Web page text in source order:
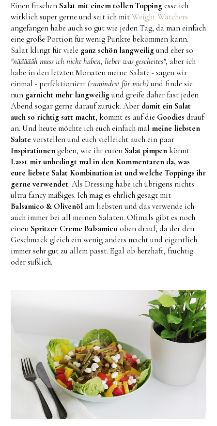
Einen frischen Salat mit einem tollen Topping esse ich
wirklich super gerne und seit ich mitWeight Watchers
angefangen habe auch so gut wie jeden Tag, da man einfach
eine große Portion für wenig Punkte bekommen kann.
Salat klingt für viele ganz schön langweilig und eher so
"näääääh muss ich nicht haben, lieber was gescheites", aber ich
habe in den letzten Monaten meine Salate - sagen wir
einmal - perfektioniert (zumindest für mich)und finde sie
nun garnicht mehr langweilig und greife daher fast jeden
Abend sogar gerne darauf zurück. Aber damit ein Salat
auch so richtig satt macht, kommt es auf die Goodies drauf
an. Und heute möchte ich euch einfach malmeine liebsten
Salate vorstellen und euch vielleicht auch ein paar
Inspirationengeben, wie ihr euren Salat pimpen könnt.
Lasst mir unbedingt mal in den Kommentaren da, was
eure liebste Salat Kombination ist und welche Toppings ihr
gerne verwendet. Als Dressing habe ich übrigens nichts
ultra fancy mäßiges. Ich mag es ehrlich gesagt mit
Balsamico & Olivenöl am liebsten und das verwende ich
auch immer bei all meinen Salaten. Oftmals gibt es noch
einen Spritzer Creme Balsamico oben drauf, da der den
Geschmack gleich ein wenig anders macht und eigentlich
immer sehr gut zu allem passt. Egal ob herzhaft, fruchtig
oder süßlich.